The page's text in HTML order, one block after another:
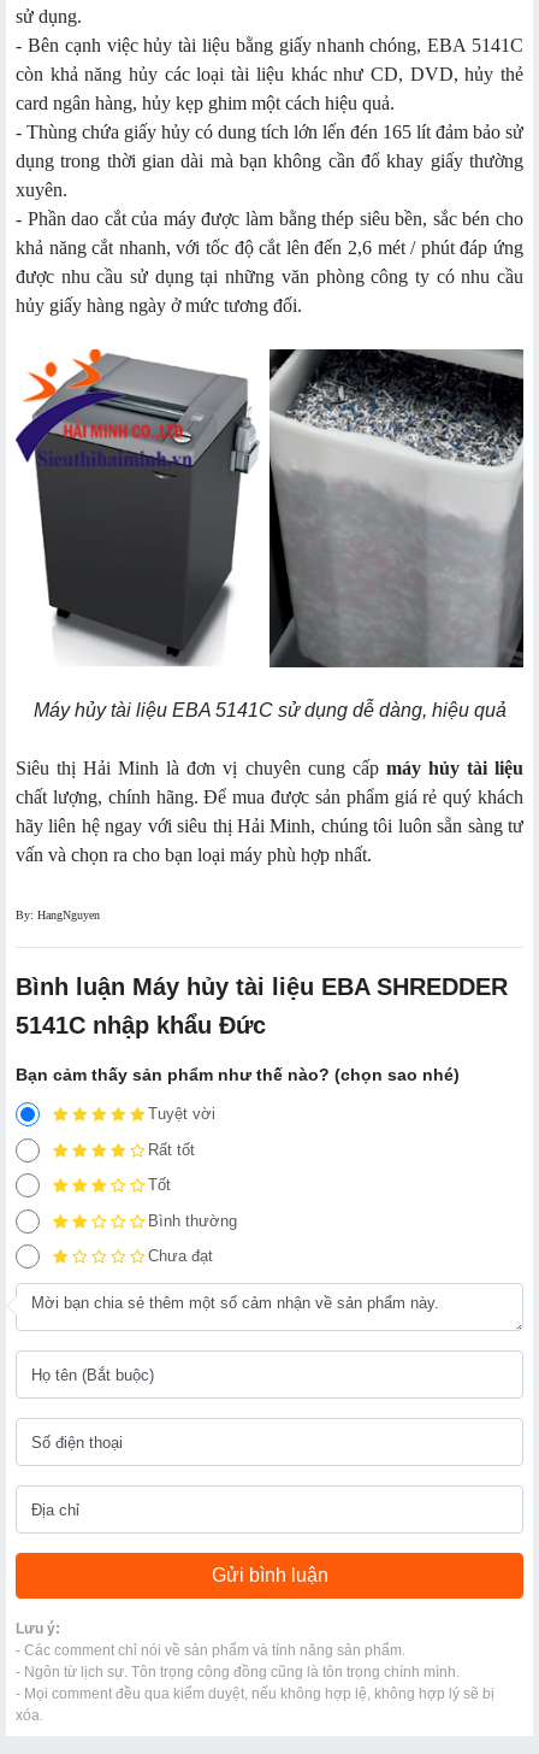
sử dụng.
- Bên cạnh việc hủy tài liệu bằng giấy nhanh chóng, EBA 5141C
còn khả năng hủy các loại tài liệu khác như CD, DVD, hủy thẻ
card ngân hàng, hủy kẹp ghim một cách hiệu quả.
- Thùng chứa giấy hủy có dung tích lớn lến đén 165 lít đảm bảo sử
dụng trong thời gian dài mà bạn không cần đổ khay giấy thường
xuyên.
- Phần dao cắt của máy được làm bằng thép siêu bền, sắc bén cho
khả năng cắt nhanh, với tốc độ cắt lên đến 2,6 mét / phút đáp ứng
được nhu cầu sử dụng tại những văn phòng công ty có nhu cầu
hủy giấy hàng ngày ở mức tương đối.
Máy hủy tài liệu EBA 5141C sử dụng dễ dàng, hiệu quả
Siêu thị Hải Minh là đơn vị chuyên cung cấp máy hủy tài liệu
chất lượng, chính hãng. Để mua được sản phẩm giá rẻ quý khách
hãy liên hệ ngay với siêu thị Hải Minh, chúng tôi luôn sẵn sàng tư
vấn và chọn ra cho bạn loại máy phù hợp nhất.
By: HangNguyen
Bình luận Máy hủy tài liệu EBA SHREDDER
5141C nhập khẩu Đức
Bạn cảm thấy sản phẩm như thế nào? (chọn sao nhé)
Tuyệt vời
Rất tốt
Tốt
Bình thường
Chưa đạt
Lưu ý:
- Các comment chỉ nói về sản phẩm và tính năng sản phẩm.
- Ngôn từ lịch sự. Tôn trọng cộng đồng cũng là tôn trọng chính mình.
- Mọi comment đều qua kiểm duyệt, nếu không hợp lệ, không hợp lý sẽ bị
xóa.